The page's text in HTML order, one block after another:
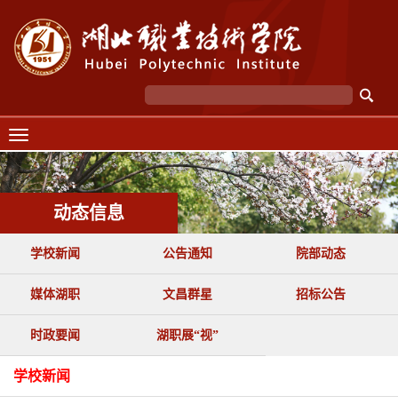
动态信息
学校新闻 公告通知 院部动态
媒体湖职 文昌群星 招标公告
时政要闻 湖职展“视”
学校新闻